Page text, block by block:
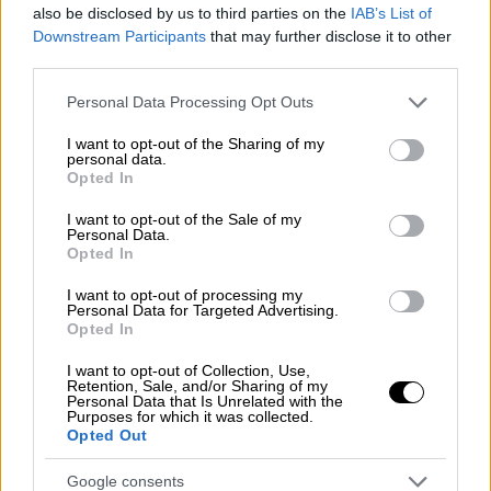
also be disclosed by us to third parties on the IAB’s List of
Downstream Participants that may further disclose it to other
Please note that this website/app uses one or more Google
not limited to your visit or usage behaviour. You may click to
grant or deny consent to Google and its third-party tags to
use your data for below specified purposes in below Google
consent section.
Personal Data Processing Opt Outs
I want to opt-out of the Sharing of my
personal data.
Opted In
I want to opt-out of the Sale of my
Personal Data.
Opted In
I want to opt-out of processing my
Personal Data for Targeted Advertising.
Opted In
I want to opt-out of Collection, Use,
Retention, Sale, and/or Sharing of my
Personal Data that Is Unrelated with the
Purposes for which it was collected.
Opted Out
Google consents
Ελλάδα|08.06.2023 22:18
Ξεσπά αυτοκινητιστής: Είστε
ξ@φ@@λες, όταν κοπέλα τυφλή
περιμένει μία ώρα για να βρει ταξί